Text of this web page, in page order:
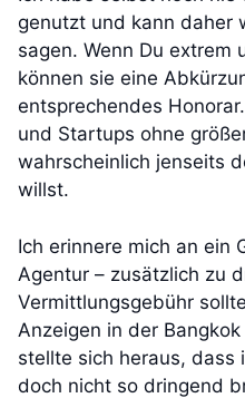
genutzt und kann daher
sagen. Wenn Du extrem
können sie eine
entsprechendes
und Startups ohne
wahrscheinlich jenseits
willst.
Ich erinnere mich an ein
Agentur – zusätzlich zu
Vermittlungsgebühr
Anzeigen in der
stellte sich heraus, dass
doch nicht so dringend